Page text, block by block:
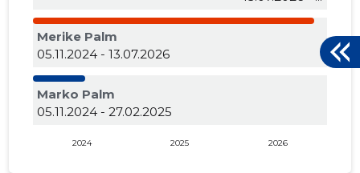
Merike Palm
05.11.2024 - 13.07.2026
Marko Palm
05.11.2024 - 27.02.2025
2024 2025 2026